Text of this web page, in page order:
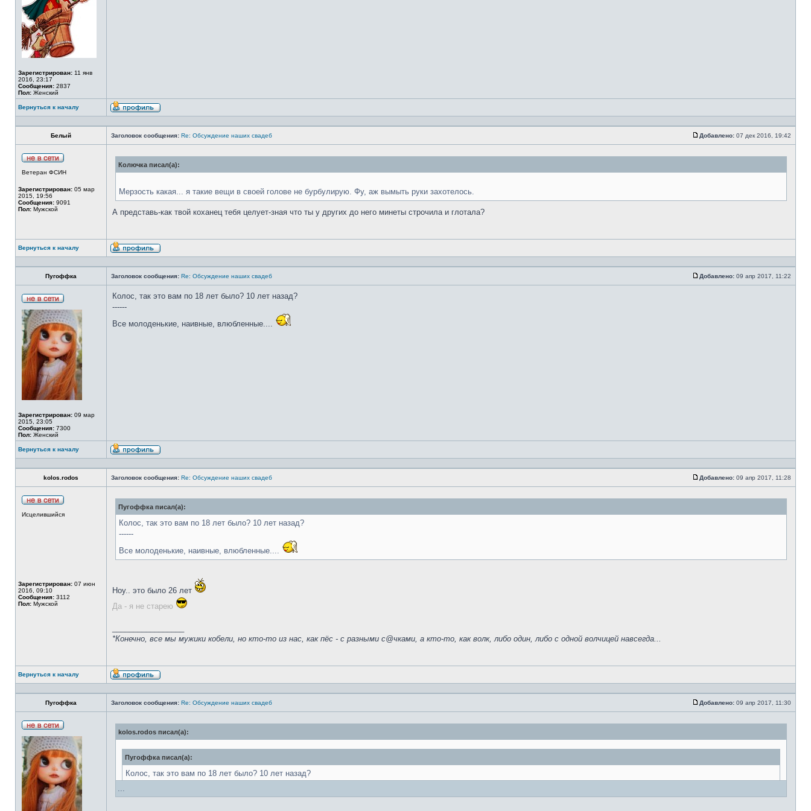
Зарегистрирован: 11 янв
2016, 23:17
Сообщения: 2837
Пол: Женский
Вернуться к началу
Белый Заголовок сообщения: Re: Обсуждение наших свадеб Добавлено: 07 дек 2016, 19:42
Ветеран ФСИН
Зарегистрирован: 05 мар
2015, 19:56
Сообщения: 9091
Пол: Мужской
Колючка писал(а):
Мерзость какая... я такие вещи в своей голове не бурбулирую. Фу, аж вымыть руки захотелось.
А представь-как твой коханец тебя целует-зная что ты у других до него минеты строчила и глотала?
Вернуться к началу
Пугоффка Заголовок сообщения: Re: Обсуждение наших свадеб Добавлено: 09 апр 2017, 11:22
Зарегистрирован: 09 мар
2015, 23:05
Сообщения: 7300
Пол: Женский
Колос, так это вам по 18 лет было? 10 лет назад?
------
Все молоденькие, наивные, влюбленные....
Вернуться к началу
kolos.rodos Заголовок сообщения: Re: Обсуждение наших свадеб Добавлено: 09 апр 2017, 11:28
Исцелившийся
Зарегистрирован: 07 июн
2016, 09:10
Сообщения: 3112
Пол: Мужской
Пугоффка писал(а):
Колос, так это вам по 18 лет было? 10 лет назад?
------
Все молоденькие, наивные, влюбленные....
Ноу.. это было 26 лет
Да - я не старею
*Конечно, все мы мужики кобели, но кто-то из нас, как пёс - с разными с@чками, а кто-то, как волк, либо один, либо с одной волчицей навсегда...
Вернуться к началу
Пугоффка Заголовок сообщения: Re: Обсуждение наших свадеб Добавлено: 09 апр 2017, 11:30
kolos.rodos писал(а):
Пугоффка писал(а):
Колос, так это вам по 18 лет было? 10 лет назад?
...